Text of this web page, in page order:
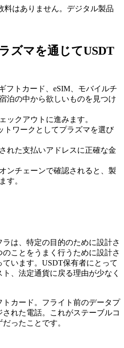
料はありません。デジタル製品
ズマを通じてUSDT
フトカード、eSIM、モバイルチ
泊の中から欲しいものを見つけ
ックアウトに進みます。
トワークとしてプラズマを選び
れた支払いアドレスに正確な金
ンチェーンで確認されると、製
す。
は、特定の目的のために設計さ
ことをうまく行うために設計さ
います。USDT保有者にとって
、法定通貨に戻る理由が少なく
カード。フライト前のデータプ
れた電話。これがステーブルコ
ったことです。